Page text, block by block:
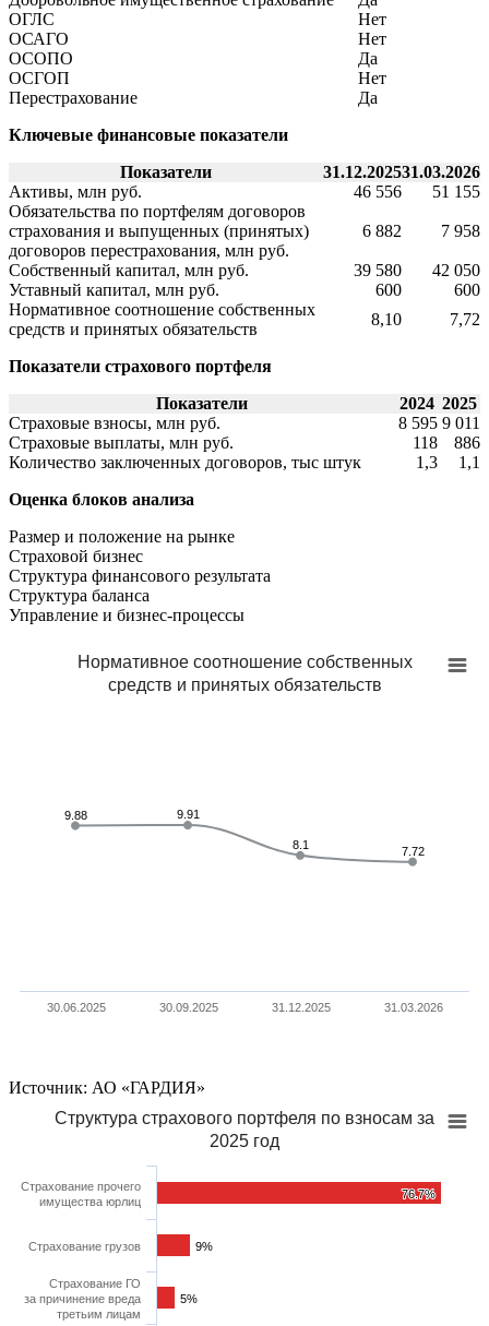
ОГЛС
Нет
ОСАГО
Нет
ОСОПО
Да
ОСГОП
Нет
Перестрахование
Да
Ключевые финансовые показатели
Показатели
31.12.202531.03.2026
Активы, млн руб.
46 556
51 155
Обязательства по портфелям договоров
страхования и выпущенных (принятых)
договоров перестрахования, млн руб.
6 882 7 958
Собственный капитал, млн руб. 39 580
42 050
Уставный капитал, млн руб.
600
600
Нормативное соотношение собственных
средств и принятых обязательств
8,10 7,72
Показатели страхового портфеля
Показатели
2024 2025
Страховые взносы, млн руб.
8 595 9 011
Страховые выплаты, млн руб.
118
886
Количество заключенных договоров, тыс штук
1,3
1,1
Оценка блоков анализа
Размер и положение на рынке
Страховой бизнес
Структура финансового результата
Cтруктура баланса
Управление и бизнес-процессы
Нормативное соотношение собственных
средств и принятых обязательств
9.88
9.88 9.91
9.91
8.1
8.1 7.72
7.72
30.06.2025 30.09.2025 31.12.2025 31.03.2026
Источник: АО «ГАРДИЯ»
Структура страхового портфеля по взносам за
2025 год
76.7%
76.7%
9%
9%
5%
5%
Страхование прочего
имущества юрлиц
Страхование грузов
Страхование ГО
за причинение вреда
третьим лицам